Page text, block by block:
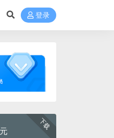
登录
下载
元